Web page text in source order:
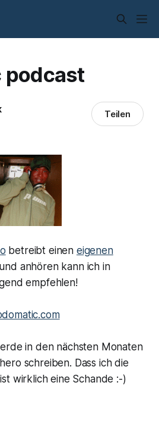
podcast
Teilen
betreibt einen eigenen
anhören kann ich in
empfehlen!
in den nächsten Monaten
schreiben. Dass ich die
wirklich eine Schande :-)